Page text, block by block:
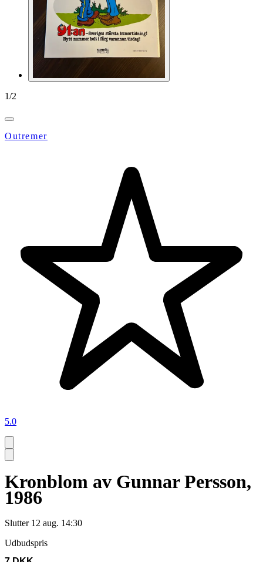
1/2
Outremer
5.0
Kronblom av Gunnar Persson,
1986
Slutter 12 aug. 14:30
Udbudspris